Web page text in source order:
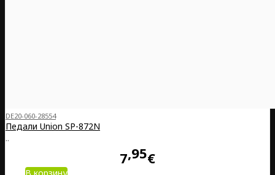
DE20-060-28554
Педали Union SP-872N
..
7 95€